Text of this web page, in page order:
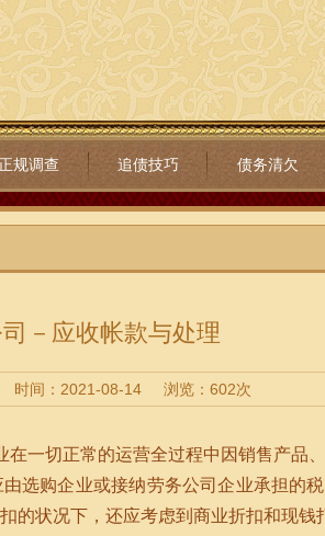
规调查 追债技巧 债务清欠
－应收帐款与处理
时间：2021-08-14 浏览：602次
一切正常的运营全过程中因销售产品
选购企业或接纳劳务公司企业承担的
的状况下，还应考虑到商业折扣和现钱